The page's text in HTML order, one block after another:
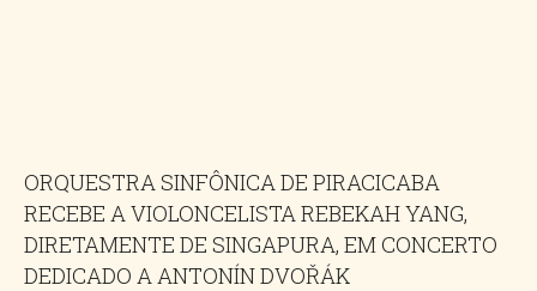
ORQUESTRA SINFÔNICA DE PIRACICABA
RECEBE A VIOLONCELISTA REBEKAH YANG,
DIRETAMENTE DE SINGAPURA, EM CONCERTO
DEDICADO A ANTONÍN DVOŘÁK